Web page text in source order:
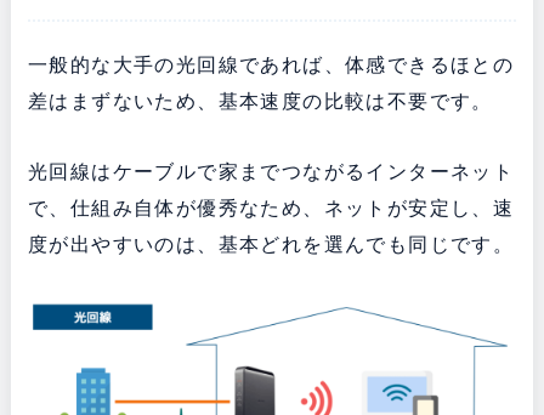
一般的な大手の光回線であれば、体感できるほとの
差はまずないため、基本速度の比較は不要です。
光回線はケーブルで家までつながるインターネット
で、仕組み自体が優秀なため、 ネットが安定し、速
度が出やすいのは、基本どれを選んでも同じです。